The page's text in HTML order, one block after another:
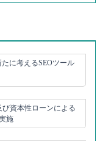
に考えるSEOツール
資本性ローンによる
施